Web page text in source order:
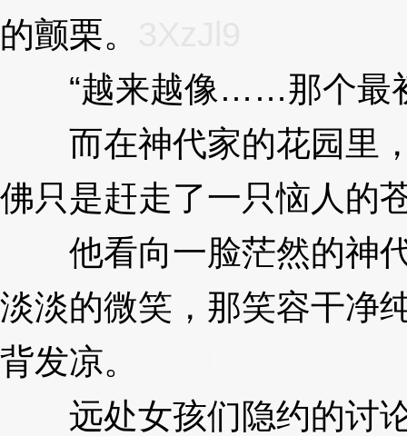
的颤栗。
“越来越像……那个最初
而在神代家的花园里，
佛只是赶走了一只恼人的
他看向一脸茫然的神代
淡淡的微笑，那笑容干净
背发凉。
远处女孩们隐约的讨论